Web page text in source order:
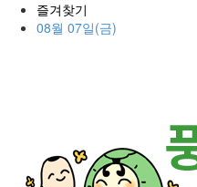
즐겨찾기
08월 07일(금)